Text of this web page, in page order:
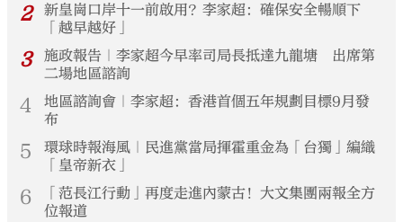
2
新皇崗口岸十一前啟用？李家超：確保安全暢順下
「越早越好」
3
施政報告｜李家超今早率司局長抵達九龍塘 出席第
二場地區諮詢
4
地區諮詢會｜李家超：香港首個五年規劃目標9月發
布
5
環球時報海風｜民進黨當局揮霍重金為「台獨」編織
「皇帝新衣」
6
「范長江行動」再度走進內蒙古！大文集團兩報全方
位報道